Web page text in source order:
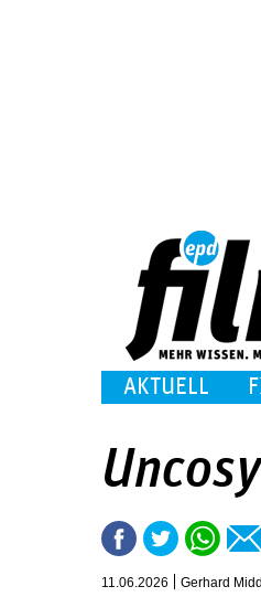
AKTUELL
11.06.2026 Gerhard